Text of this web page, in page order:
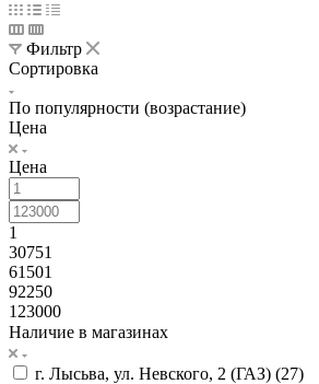
Фильтр
Сортировка
По популярности (возрастание)
Цена
Цена
1
30751
61501
92250
123000
Наличие в магазинах
г. Лысьва, ул. Невского, 2 (ГАЗ) (27)